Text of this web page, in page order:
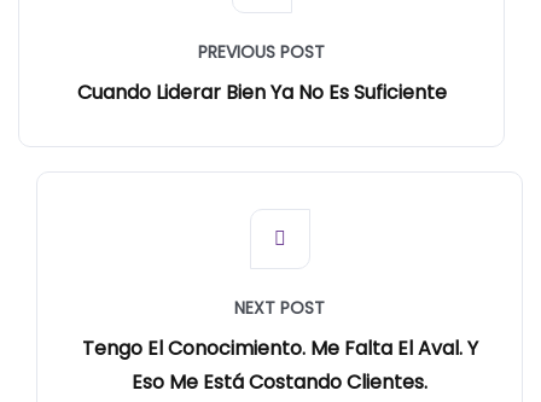
PREVIOUS POST
Cuando Liderar Bien Ya No Es Suficiente
NEXT POST
Tengo El Conocimiento. Me Falta El Aval. Y
Eso Me Está Costando Clientes.